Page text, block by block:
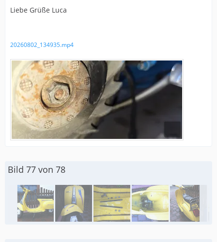
Liebe Grüße Luca
20260802_134935.mp4
Bild 77 von 78